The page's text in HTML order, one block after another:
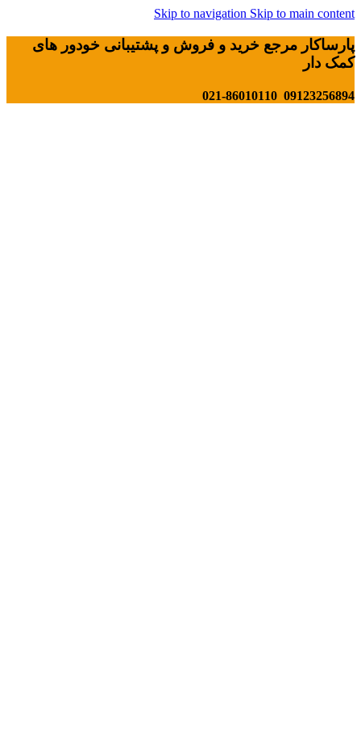
Skip to navigation Skip to main content
پارساکار مرجع خرید و فروش و پشتیبانی خودور های
کمک دار
09123256894 021-86010110